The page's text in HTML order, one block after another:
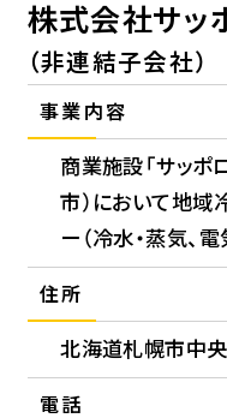
株式会社サッ
（非連結子会社）
事業内容
商業施設「サッポ
市）において地域
ー（冷水・蒸気、
住所
北海道札幌市中
電話